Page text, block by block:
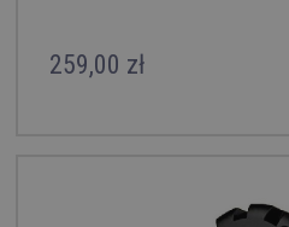
259,00 zł